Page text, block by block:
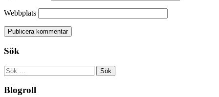
Webbplats
Sök
Sök
efter:
Blogroll